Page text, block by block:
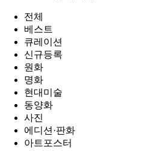
전체
베스트
큐레이션
신규등록
원화
명화
현대미술
동양화
사진
에디션·판화
아트포스터